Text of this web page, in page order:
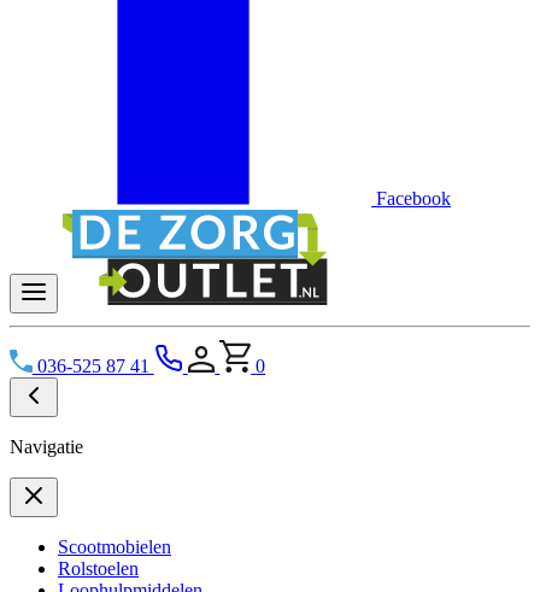
Facebook
036-525 87 41 0
Navigatie
Scootmobielen
Rolstoelen